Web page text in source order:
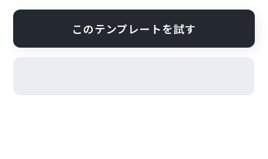
このテンプレートを試す